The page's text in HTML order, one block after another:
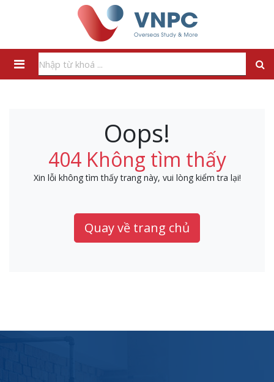
Oops!
404 Không tìm thấy
Xin lỗi không tìm thấy trang này, vui lòng kiểm tra lại!
Quay về trang chủ